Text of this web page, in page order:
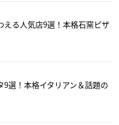
える人気店9選！本格石窯ピザ
選！本格イタリアン＆話題の